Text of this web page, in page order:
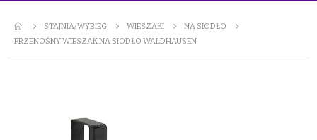
STAJNIA/WYBIEG WIESZAKI
NA SIODŁO
PRZENOŚNY WIESZAK NA SIODŁO WALDHAUSEN